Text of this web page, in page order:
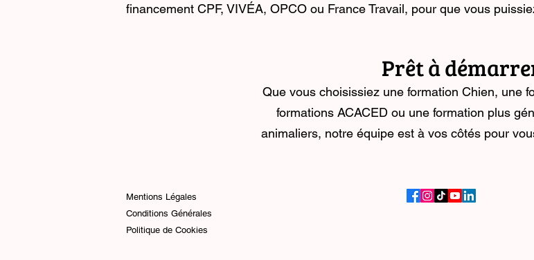
financement CPF, VIVÉA, OPCO ou France Travail, pour que vous
Prêt à
Que vous choisissiez une formation Chien, une
formations ACACED ou une formation plus
animaliers, notre équipe est à vos côtés pour
Mentions Légales
Conditions Générales
Politique de Cookies